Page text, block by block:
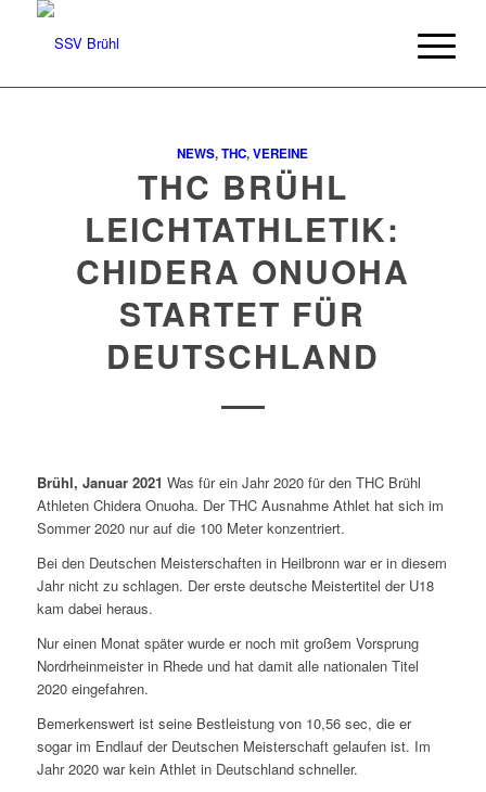
NEWS,THC,VEREINE
THC BRÜHL
LEICHTATHLETIK:
CHIDERA ONUOHA
STARTET FÜR
DEUTSCHLAND
Brühl, Januar 2021 Was für ein Jahr 2020 für den THC Brühl
Athleten Chidera Onuoha. Der THC Ausnahme Athlet hat sich im
Sommer 2020 nur auf die 100 Meter konzentriert.
Bei den Deutschen Meisterschaften in Heilbronn war er in diesem
Jahr nicht zu schlagen. Der erste deutsche Meistertitel der U18
kam dabei heraus.
Nur einen Monat später wurde er noch mit großem Vorsprung
Nordrheinmeister in Rhede und hat damit alle nationalen Titel
2020 eingefahren.
Bemerkenswert ist seine Bestleistung von 10,56 sec, die er
sogar im Endlauf der Deutschen Meisterschaft gelaufen ist. Im
Jahr 2020 war kein Athlet in Deutschland schneller.